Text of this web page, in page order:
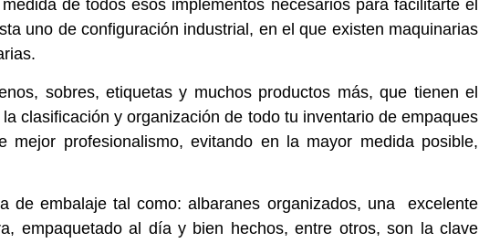
de todos esos implementos necesarios para facilitarte el
uno de configuración industrial, en el que existen maquinarias
sobres, etiquetasy muchos productos más, que tienen el
clasificación y organización de todo tu inventario de empaques
profesionalismo, evitando en la mayor medida posible,
de embalaje tal como: albaranes organizados, una excelente
empaquetado al día y bien hechos, entre otros, son la clave